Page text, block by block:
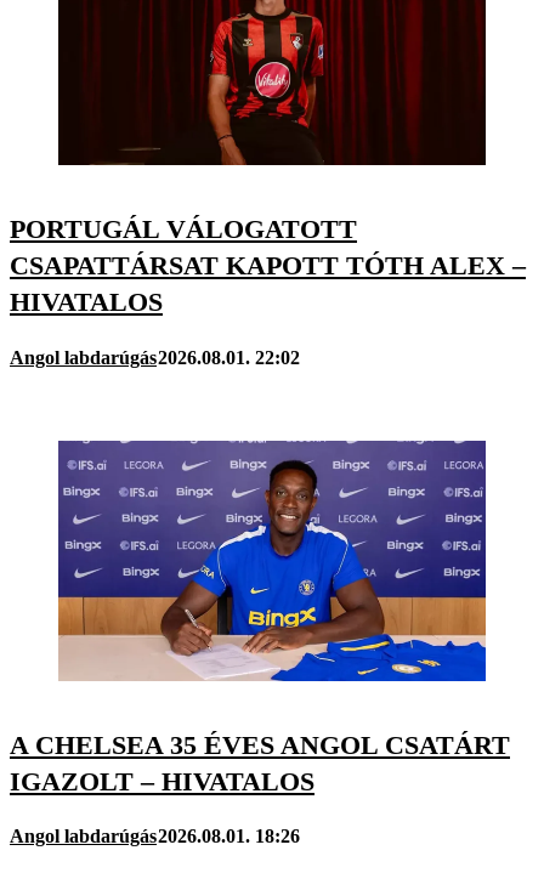
PORTUGÁL VÁLOGATOTT
CSAPATTÁRSAT KAPOTT TÓTH ALEX –
HIVATALOS
Angol labdarúgás2026.08.01. 22:02
A CHELSEA 35 ÉVES ANGOL CSATÁRT
IGAZOLT – HIVATALOS
Angol labdarúgás2026.08.01. 18:26